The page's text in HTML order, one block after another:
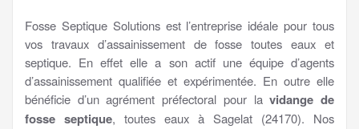
Fosse Septique Solutions est l’entreprise idéale pour tous
vos travaux d’assainissement de fosse toutes eaux et
septique. En effet elle a son actif une équipe d’agents
d’assainissement qualifiée et expérimentée. En outre elle
bénéficie d’un agrément préfectoral pour lavidange de
fosse septique, toutes eaux à Sagelat (24170). Nos